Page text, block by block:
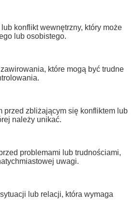
konflikt wewnętrzny, który może
lub osobistego.
które mogą być trudne
przed zbliżającym się konfliktem lub
należy unikać.
problemami lub trudnościami,
uwagi.
lub relacji, która wymaga